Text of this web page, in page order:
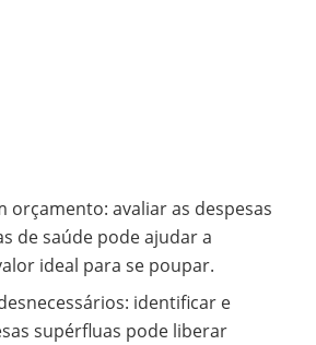
orçamento: avaliar as despesas
de saúde pode ajudar a
ideal para se poupar.
identificar e
supérfluas pode liberar